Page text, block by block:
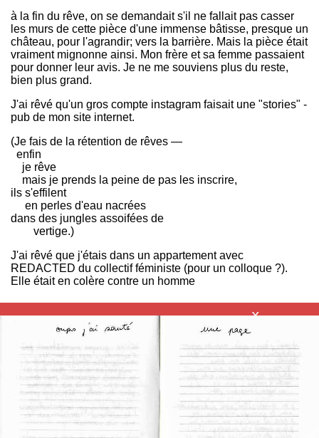
à la fin du rêve, on se demandait s'il ne fallait pas casser
les murs de cette pièce d'une immense bâtisse, presque un
château, pour l'agrandir; vers la barrière. Mais la pièce était
vraiment mignonne ainsi. Mon frère et sa femme passaient
pour donner leur avis. Je ne me souviens plus du reste,
bien plus grand.
J'ai rêvé qu'un gros compte instagram faisait une "stories" -
pub de mon site internet.
(Je fais de la rétention de rêves —
enfin
je rêve
mais je prends la peine de pas les inscrire,
ils s'effilent
en perles d'eau nacrées
dans des jungles assoifées de
vertige.)
J'ai rêvé que j'étais dans un appartement avec
REDACTED du collectif féministe (pour un colloque ?).
Elle était en colère contre un homme